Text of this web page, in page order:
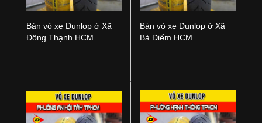
Bán vỏ xe Dunlop ở Xã
Đông Thạnh HCM
Bán vỏ xe Dunlop ở Xã
Bà Điểm HCM